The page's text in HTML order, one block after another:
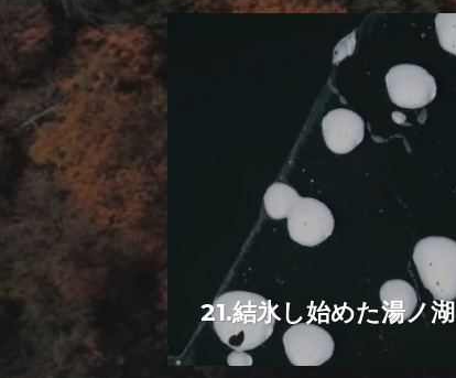
21.結氷し始めた湯ノ湖